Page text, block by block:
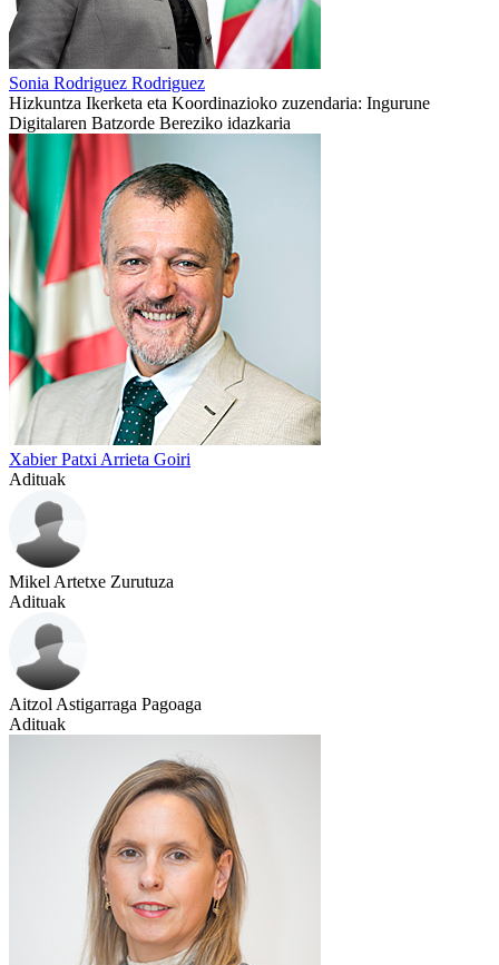
Sonia Rodriguez Rodriguez
Hizkuntza Ikerketa eta Koordinazioko zuzendaria: Ingurune
Digitalaren Batzorde Bereziko idazkaria
Xabier Patxi Arrieta Goiri
Adituak
Mikel Artetxe Zurutuza
Adituak
Aitzol Astigarraga Pagoaga
Adituak